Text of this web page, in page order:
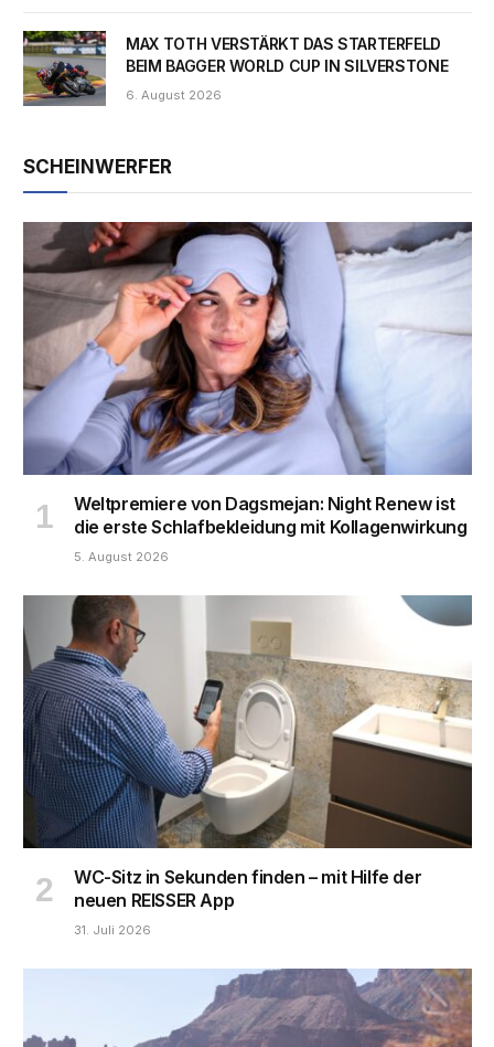
MAX TOTH VERSTÄRKT DAS STARTERFELD
BEIM BAGGER WORLD CUP IN SILVERSTONE
6. August 2026
SCHEINWERFER
Weltpremiere von Dagsmejan: Night Renew ist
die erste Schlafbekleidung mit Kollagenwirkung
5. August 2026
WC-Sitz in Sekunden finden – mit Hilfe der
neuen REISSER App
31. Juli 2026